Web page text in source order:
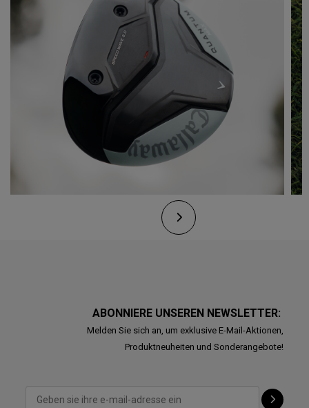
ABONNIERE UNSEREN NEWSLETTER:
Melden Sie sich an, um exklusive E-Mail-Aktionen,
Produktneuheiten und Sonderangebote!